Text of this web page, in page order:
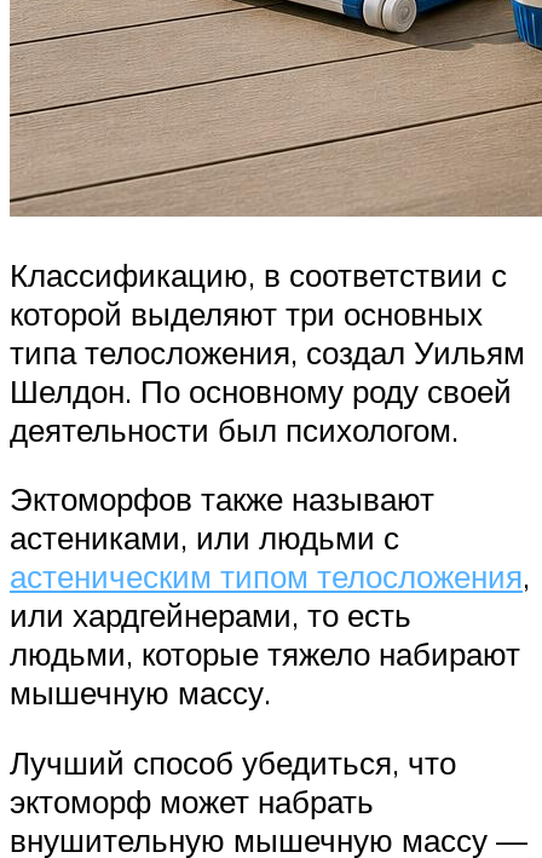
Классификацию, в соответствии с
которой выделяют три основных
типа телосложения, создал Уильям
Шелдон. По основному роду своей
деятельности был психологом.
Эктоморфов также называют
астениками, или людьми с
астеническим типом телосложения,
или хардгейнерами, то есть
людьми, которые тяжело набирают
мышечную массу.
Лучший способ убедиться, что
эктоморф может набрать
внушительную мышечную массу —